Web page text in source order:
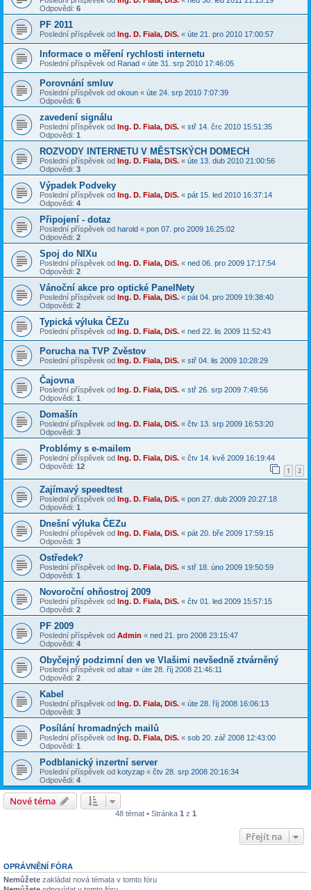
Odpovědi: 6
PF 2011
Poslední příspěvek od Ing. D. Fiala, DiS. « úte 21. pro 2010 17:00:57
Informace o měření rychlosti internetu
Poslední příspěvek od Ranad « úte 31. srp 2010 17:46:05
Porovnání smluv
Poslední příspěvek od okoun « úte 24. srp 2010 7:07:39
Odpovědi: 6
zavedení signálu
Poslední příspěvek od Ing. D. Fiala, DiS. « stř 14. črc 2010 15:51:35
Odpovědi: 1
ROZVODY INTERNETU V MĚSTSKÝCH DOMECH
Poslední příspěvek od Ing. D. Fiala, DiS. « úte 13. dub 2010 21:00:56
Odpovědi: 3
Výpadek Podveky
Poslední příspěvek od Ing. D. Fiala, DiS. « pát 15. led 2010 16:37:14
Odpovědi: 4
Připojení - dotaz
Poslední příspěvek od harold « pon 07. pro 2009 16:25:02
Odpovědi: 2
Spoj do NIXu
Poslední příspěvek od Ing. D. Fiala, DiS. « ned 06. pro 2009 17:17:54
Odpovědi: 2
Vánoční akce pro optické PanelNety
Poslední příspěvek od Ing. D. Fiala, DiS. « pát 04. pro 2009 19:38:40
Odpovědi: 2
Typická výluka ČEZu
Poslední příspěvek od Ing. D. Fiala, DiS. « ned 22. lis 2009 11:52:43
Porucha na TVP Zvěstov
Poslední příspěvek od Ing. D. Fiala, DiS. « stř 04. lis 2009 10:28:29
Čajovna
Poslední příspěvek od Ing. D. Fiala, DiS. « stř 26. srp 2009 7:49:56
Odpovědi: 1
Domašín
Poslední příspěvek od Ing. D. Fiala, DiS. « čtv 13. srp 2009 16:53:20
Odpovědi: 3
Problémy s e-mailem
Poslední příspěvek od Ing. D. Fiala, DiS. « čtv 14. kvě 2009 16:19:44
Odpovědi: 12 1 2
Zajímavý speedtest
Poslední příspěvek od Ing. D. Fiala, DiS. « pon 27. dub 2009 20:27:18
Odpovědi: 1
Dnešní výluka ČEZu
Poslední příspěvek od Ing. D. Fiala, DiS. « pát 20. bře 2009 17:59:15
Odpovědi: 3
Ostředek?
Poslední příspěvek od Ing. D. Fiala, DiS. « stř 18. úno 2009 19:50:59
Odpovědi: 1
Novoroční ohňostroj 2009
Poslední příspěvek od Ing. D. Fiala, DiS. « čtv 01. led 2009 15:57:15
Odpovědi: 2
PF 2009
Poslední příspěvek od Admin « ned 21. pro 2008 23:15:47
Odpovědi: 4
Obyčejný podzimní den ve Vlašimi nevšedně ztvárněný
Poslední příspěvek od altair « úte 28. říj 2008 21:46:11
Odpovědi: 2
Kabel
Poslední příspěvek od Ing. D. Fiala, DiS. « úte 28. říj 2008 16:06:13
Odpovědi: 3
Posílání hromadných mailů
Poslední příspěvek od Ing. D. Fiala, DiS. « sob 20. zář 2008 12:43:00
Odpovědi: 1
Podblanický inzertní server
Poslední příspěvek od kotyzap « čtv 28. srp 2008 20:16:34
Odpovědi: 4
Nové téma
48 témat • Stránka 1 z 1
Přejít na
OPRÁVNĚNÍ FÓRA
Nemůžete zakládat nová témata v tomto fóru